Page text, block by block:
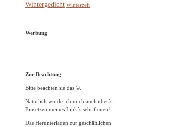
Wintergedicht Winterzeit
Werbung
Zur Beachtung
Bitte beachten sie das ©.
Natürlich würde ich mich auch über´s
Einsetzen meines Link´s sehr freuen!
Das Herunterladen zur geschäftlichen